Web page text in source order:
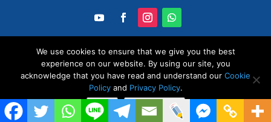
© Information centre "Mir" Medjugorje 2026 默
主哥耶中文官方網站 版權所有
We use cookies to ensure that we give you the best
experience on our website. By using our site, you
acknowledge that you have read and understand our Cookie
Policyand Privacy Policy.
Close
Privacy policy